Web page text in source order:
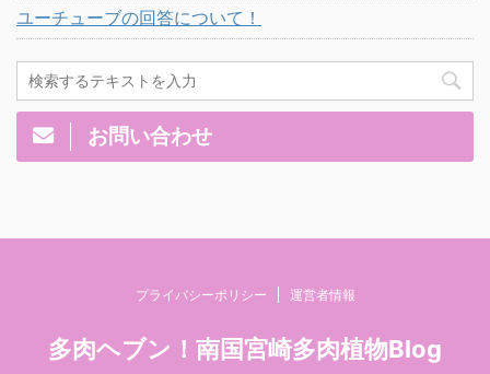
ユーチューブの回答について！
お問い合わせ
プライバシーポリシー 運営者情報
多肉ヘブン！南国宮崎多肉植物Blog